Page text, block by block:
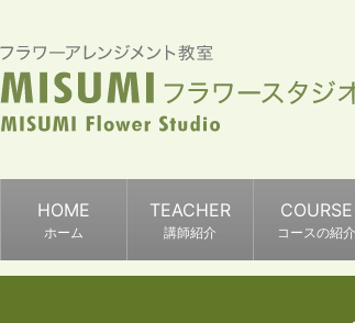
HOME
ホーム
TEACHER
講師紹介
COURSE
コースの紹介